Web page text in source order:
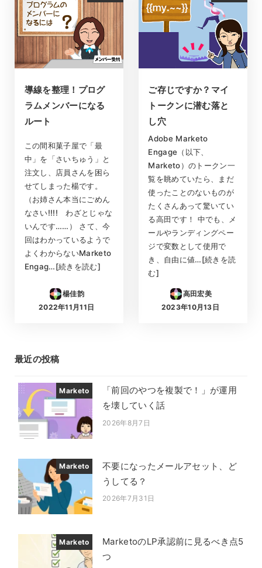
導線を整理！プログ
ラムメンバーになる
ルート
この間和菓子屋で「最
中」を「さいちゅう」と
注文し、店員さんを困ら
せてしまった楊です。
（お姉さん本当にごめん
なさい!!!! わざとじゃな
いんです……） さて、今
回はわかっているようで
よくわからないMarketo
Engag…[続きを読む]
楊佳韵
投稿日
2022年11月11日
ご存じですか？マイ
トークンに潜む落と
し穴
Adobe Marketo
Engage（以下、
Marketo）のトークン一
覧を眺めていたら、まだ
使ったことのないものが
たくさんあって驚いてい
る高田です！ 中でも、メ
ールやランディングペー
ジで変数として使用で
き、自由に値…[続きを読
む]
高田宏美
投稿日
2023年10月13日
最近の投稿
Marketo
「前回のやつを複製で！」が運用
を壊していく話
投稿日
2026年8月7日
Marketo
不要になったメールアセット、ど
うしてる？
投稿日
2026年7月31日
Marketo
MarketoのLP承認前に見るべき点5
つ